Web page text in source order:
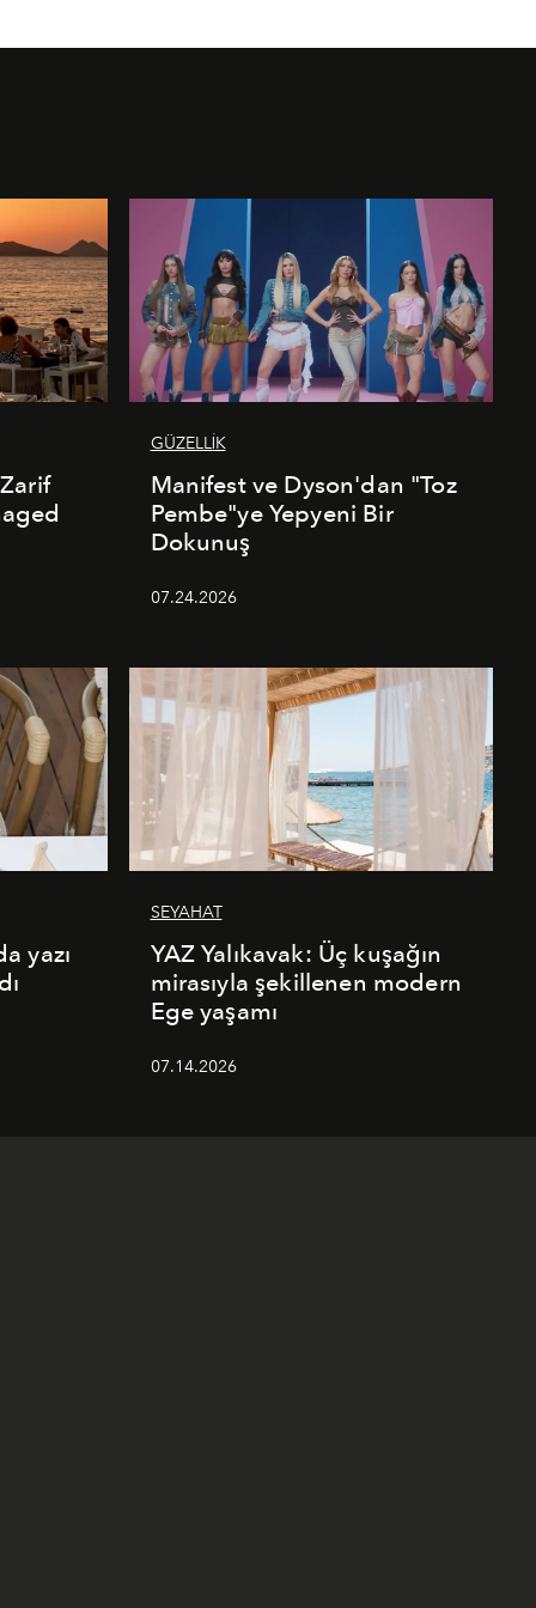
GÜZELLİK
Manifest ve Dyson'dan "Toz
Pembe"ye Yepyeni Bir
Dokunuş
07.24.2026
yazı
SEYAHAT
YAZ Yalıkavak: Üç kuşağın
mirasıyla şekillenen modern
Ege yaşamı
07.14.2026